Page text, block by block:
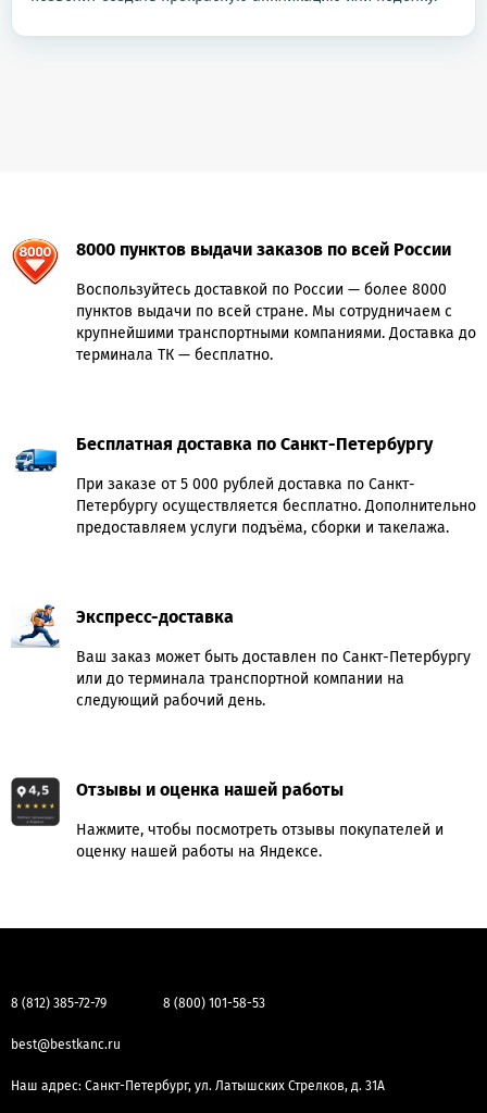
8000 пунктов выдачи заказов по всей России
Воспользуйтесь доставкой по России — более 8000
пунктов выдачи по всей стране. Мы сотрудничаем с
крупнейшими транспортными компаниями. Доставка до
терминала ТК — бесплатно.
Бесплатная доставка по Санкт-Петербургу
При заказе от 5 000 рублей доставка по Санкт-
Петербургу осуществляется бесплатно. Дополнительно
предоставляем услуги подъёма, сборки и такелажа.
Экспресс-доставка
Ваш заказ может быть доставлен по Санкт-Петербургу
или до терминала транспортной компании на
следующий рабочий день.
Отзывы и оценка нашей работы
Нажмите, чтобы посмотреть отзывы покупателей и
оценку нашей работы на Яндексе.
8 (812) 385-72-79 8 (800) 101-58-53
best@bestkanc.ru
Наш адрес: Санкт-Петербург, ул. Латышских Стрелков, д. 31А